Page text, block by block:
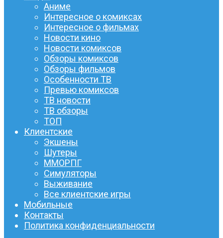
Аниме
Интересное о комиксах
Интересное о фильмах
Новости кино
Новости комиксов
Обзоры комиксов
Обзоры фильмов
Особенности ТВ
Превью комиксов
ТВ новости
ТВ обзоры
ТОП
Клиентские
Экшены
Шутеры
ММОРПГ
Симуляторы
Выживание
Все клиентские игры
Мобильные
Контакты
Политика конфиденциальности